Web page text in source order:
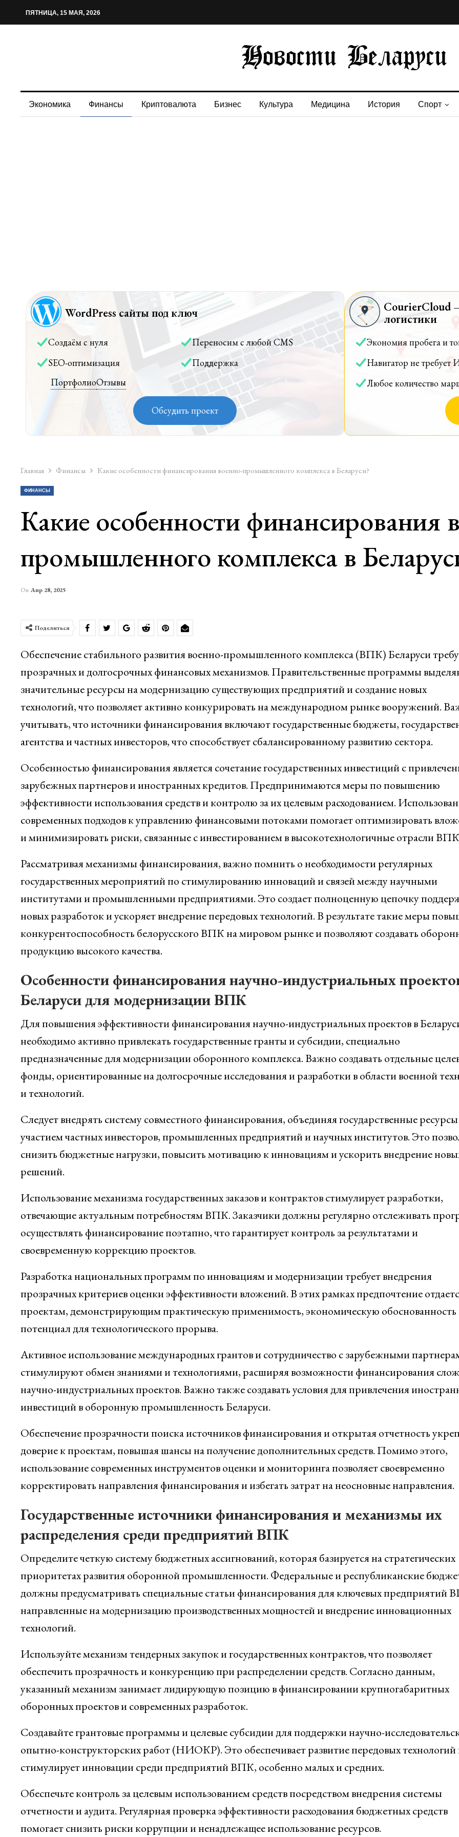
ПЯТНИЦА, 15 МАЯ, 2026
Экономика Финансы Криптовалюта Бизнес Культура Медицина История Спорт
WordPress сайты под ключ
Создаём с нуля
Переносим с любой CMS
SEO-оптимизация
Поддержка
ПортфолиоОтзывы
Обсудить проект
CourierCloud
логистики
Экономия пробега и
Навигатор не требует
Любое количество
Главная Финансы Какие особенности финансирования военно-промышленного комплекса в Беларуси?
ФИНАНСЫ
Какие особенности финансирования
промышленного комплекса в
On Апр 28, 2025
Поделиться
Обеспечение стабильного развития военно-промышленного комплекса (ВПК) Беларуси
прозрачных и долгосрочных финансовых механизмов. Правительственные программы
значительные ресурсы на модернизацию существующих предприятий и создание новых
технологий, что позволяет активно конкурировать на международном рынке вооружений.
учитывать, что источники финансирования включают государственные бюджеты,
агентства и частных инвесторов, что способствует сбалансированному развитию сектора.
Особенностью финансирования является сочетание государственных инвестиций с
зарубежных партнеров и иностранных кредитов. Предпринимаются меры по повышению
эффективности использования средств и контролю за их целевым расходованием.
современных подходов к управлению финансовыми потоками помогает оптимизировать
и минимизировать риски, связанные с инвестированием в высокотехнологичные отрасли
Рассматривая механизмы финансирования, важно помнить о необходимости регулярных
государственных мероприятий по стимулированию инноваций и связей между научными
институтами и промышленными предприятиями. Это создает полноценную цепочку
новых разработок и ускоряет внедрение передовых технологий. В результате такие меры
конкурентоспособность белорусского ВПК на мировом рынке и позволяют создавать
продукцию высокого качества.
Особенности финансирования научно-индустриальных
Беларуси для модернизации ВПК
Для повышения эффективности финансирования научно-индустриальных проектов в
необходимо активно привлекать государственные гранты и субсидии, специально
предназначенные для модернизации оборонного комплекса. Важно создавать отдельные
фонды, ориентированные на долгосрочные исследования и разработки в области военной
и технологий.
Следует внедрять систему совместного финансирования, объединяя государственные
участием частных инвесторов, промышленных предприятий и научных институтов. Это
снизить бюджетные нагрузки, повысить мотивацию к инновациям и ускорить внедрение
решений.
Использование механизма государственных заказов и контрактов стимулирует разработки,
отвечающие актуальным потребностям ВПК. Заказчики должны регулярно отслеживать
осуществлять финансирование поэтапно, что гарантирует контроль за результатами и
своевременную коррекцию проектов.
Разработка национальных программ по инновациям и модернизации требует внедрения
прозрачных критериев оценки эффективности вложений. В этих рамках предпочтение
проектам, демонстрирующим практическую применимость, экономическую обоснованность
потенциал для технологического прорыва.
Активное использование международных грантов и сотрудничество с зарубежными
стимулируют обмен знаниями и технологиями, расширяя возможности финансирования
научно-индустриальных проектов. Важно также создавать условия для привлечения
инвестиций в оборонную промышленность Беларуси.
Обеспечение прозрачности поиска источников финансирования и открытая отчетность
доверие к проектам, повышая шансы на получение дополнительных средств. Помимо этого,
использование современных инструментов оценки и мониторинга позволяет своевременно
корректировать направления финансирования и избегать затрат на неосновные направления.
Государственные источники финансирования и механизмы их
распределения среди предприятий ВПК
Определите четкую систему бюджетных ассигнований, которая базируется на стратегических
приоритетах развития оборонной промышленности. Федеральные и республиканские
должны предусматривать специальные статьи финансирования для ключевых предприятий
направленные на модернизацию производственных мощностей и внедрение инновационных
технологий.
Используйте механизм тендерных закупок и государственных контрактов, что позволяет
обеспечить прозрачность и конкуренцию при распределении средств. Согласно данным,
указанный механизм занимает лидирующую позицию в финансировании крупногабаритных
оборонных проектов и современных разработок.
Создавайте грантовые программы и целевые субсидии для поддержки научно-
опытно-конструкторских работ (НИОКР). Это обеспечивает развитие передовых технологий
стимулирует инновации среди предприятий ВПК, особенно малых и средних.
Обеспечьте контроль за целевым использованием средств посредством внедрения системы
отчетности и аудита. Регулярная проверка эффективности расходования бюджетных средств
помогает снизить риски коррупции и ненадлежащее использование ресурсов.